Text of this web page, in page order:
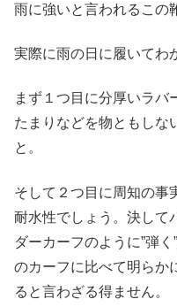
雨に強いと言われるこの
実際に雨の日に履いてわ
まず１つ目に分厚いラバ
たまりなどを物ともしな
と。
そして２つ目に周知の事
耐水性でしょう。決して
ダーカーフのように”弾
のカーフに比べて明らか
ると言わざる得ません。